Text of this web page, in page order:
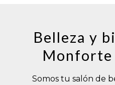
Belleza y
Monforte
Somos tu salón de